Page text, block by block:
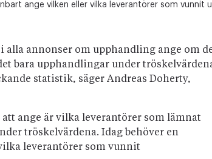
ange vilken eller vilka leverantörer som vunnit
annonser om upphandling ange om
bara upphandlingar under
statistik, säger Andreas Doherty,
ange är vilka leverantörer som lämnat
tröskelvärdena. Idag behöver en
leverantörer som vunnit